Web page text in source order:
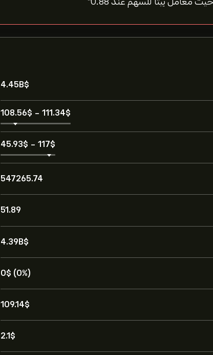
4.45B‎$‎
108.56‎$‎ - 111.34‎$‎
45.93‎$‎ - 117‎$‎
547265.74
51.89
4.39B‎$‎
0‎$‎ (0%)
109.14‎$‎
2.1‎$‎